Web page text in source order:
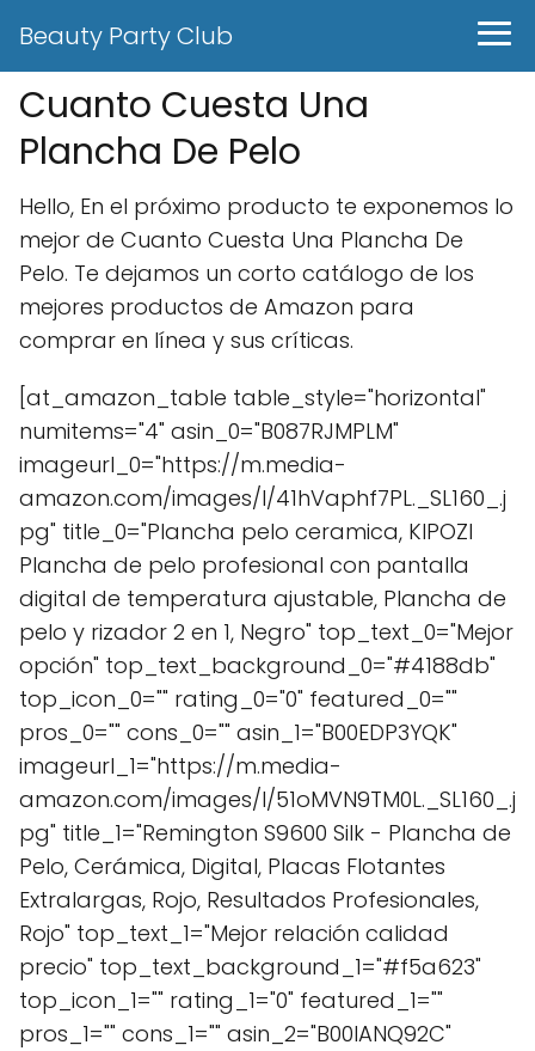
Beauty Party Club
Cuanto Cuesta Una
Plancha De Pelo
Hello, En el próximo producto te exponemos lo
mejor de Cuanto Cuesta Una Plancha De
Pelo. Te dejamos un corto catálogo de los
mejores productos de Amazon para
comprar en línea y sus críticas.
[at_amazon_table table_style="horizontal"
numitems="4" asin_0="B087RJMPLM"
imageurl_0="https://m.media-
amazon.com/images/I/41hVaphf7PL._SL160_.j
pg" title_0="Plancha pelo ceramica, KIPOZI
Plancha de pelo profesional con pantalla
digital de temperatura ajustable, Plancha de
pelo y rizador 2 en 1, Negro" top_text_0="Mejor
opción" top_text_background_0="#4188db"
top_icon_0="" rating_0="0" featured_0=""
pros_0="" cons_0="" asin_1="B00EDP3YQK"
imageurl_1="https://m.media-
amazon.com/images/I/51oMVN9TM0L._SL160_.j
pg" title_1="Remington S9600 Silk - Plancha de
Pelo, Cerámica, Digital, Placas Flotantes
Extralargas, Rojo, Resultados Profesionales,
Rojo" top_text_1="Mejor relación calidad
precio" top_text_background_1="#f5a623"
top_icon_1="" rating_1="0" featured_1=""
pros_1="" cons_1="" asin_2="B00IANQ92C"